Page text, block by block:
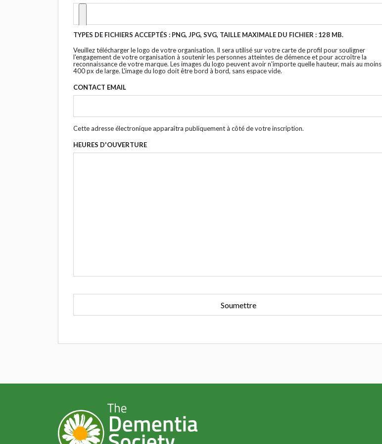
TYPES DE FICHIERS ACCEPTÉS : PNG, JPG, SVG, TAILLE MAXIMALE DU FICHIER : 128 MB.
Veuillez télécharger le logo de votre organisation. Il sera utilisé sur votre carte de profil pour souligner
l'engagement de votre organisation à soutenir les personnes atteintes de démence et pour accroître la
reconnaissance de votre marque. Les images du logo peuvent avoir n'importe quelle hauteur, mais au moins
400 px de large. L'image du logo doit être bord à bord, sans espace vide.
CONTACT EMAIL
Cette adresse électronique apparaîtra publiquement à côté de votre inscription.
HEURES D'OUVERTURE